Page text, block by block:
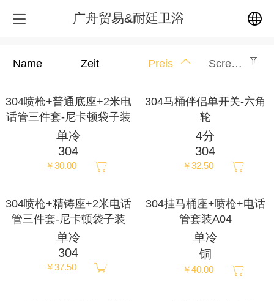
广舟贸易&耐廷卫浴
繁体
日本語
Español
ພາສາລາວ
Name Zeit Preis Screening
304喷枪+普通底座+2米电
话管三件套-尼卡顿袋子装
单冷
304
￥30.00
304马桶伴侣单开关-六角
轮
4分
304
￥32.50
304喷枪+精铸座+2米电话
管三件套-尼卡顿袋子装
单冷
304
￥37.50
304挂马桶座+喷枪+电话
管套装A04
单冷
铜
￥40.00